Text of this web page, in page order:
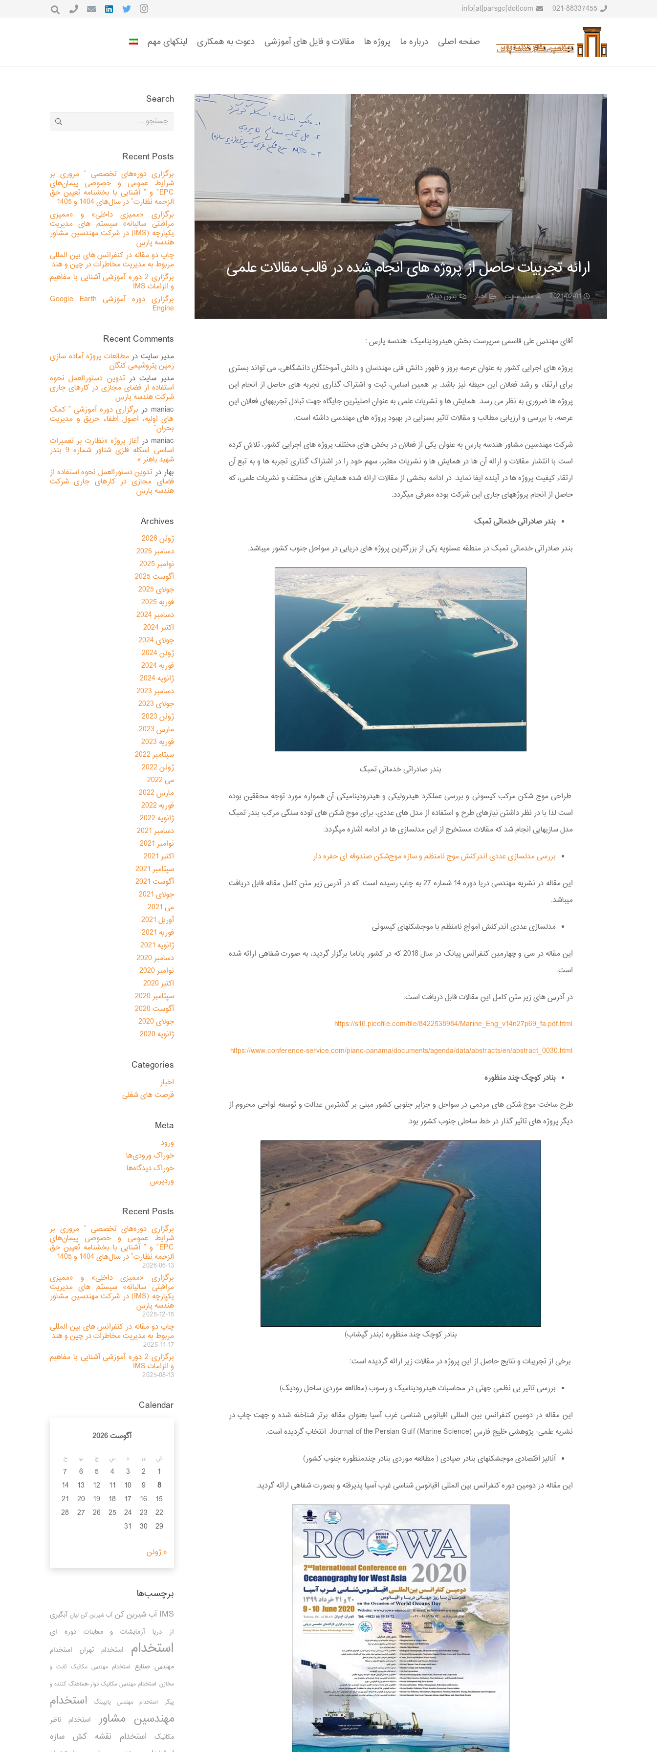
021-88337455
info[at]parsgc[dot]com
صفحه اصلی درباره ما پروژه ها مقالات و فایل های آموزشی دعوت به همکاری لینکهای مهم
ارائه تجربیات حاصل از پروژه های انجام شده در قالب مقالات علمی
2021-02-01 مدیر سایت اخبار بدون دیدگاه
آقای مهندس علی قاسمی سرپرست بخش هیدرودینامیک هندسه پارس :
پروژه­ های اجرایی کشور به عنوان عرصه بروز و ظهور دانش فنی مهندسان و دانش آموختگان دانشگاهی، می ­تواند بستری
برای ارتقاء و رشد فعالان این حیطه نیز باشد. بر همین اساس، ثبت و اشتراک گذاری تجربه ­های حاصل از انجام این
پروژه­ ها ضروری به نظر می ­رسد. همایش ­ها و نشریات علمی به عنوان اصلی­ترین جایگاه جهت تبادل تجربه­های فعالان این
عرصه، با بررسی و ارزیابی مطالب و مقالات تاثیر بسزایی در بهبود پروژه ­های مهندسی داشته است.
شرکت مهندسین مشاور هندسه پارس به عنوان یکی از فعالان در بخش ­های مختلف پروژه های اجرایی کشور، تلاش کرده
است با انتشار مقالات و ارائه آن ها در همایش ­ها و نشریات معتبر، سهم خود را در اشتراک گذاری تجربه ­ها و به تبع آن
ارتقاء کیفیت پروژه ­­ها در آینده ایفا نماید. در ادامه بخشی از مقالات ارائه شده همایش های مختلف و نشریات علمی، که
حاصل از انجام پروژه­های جاری این شرکت بوده معرفی می­گردد.
بندر صادراتی خدماتی تمبک
بندر صادراتی خدماتی تمبک در منطقه عسلویه یکی از بزرگترین پروژه­ های دریایی در سواحل جنوب کشور می­باشد.
بندر صادراتی خدماتی تمبک
طراحی موج ­شکن مرکب کیسونی و بررسی عملکرد هیدرولیکی و هیدرودینامیکی آن همواره مورد توجه محققین بوده
است لذا با در نظر داشتن نیازهای طرح و استفاده از مدل ­های عددی، برای موج­ شکن­ های توده سنگی مرکب بندر تمبک
مدل سازی­هایی انجام شد که مقالات مستخرج از این مدل­سازی ­ها در ادامه اشاره می­گردد:
بررسی مدلسازی عددی اندرکنش موج نامنظم و سازه مو‌ج‌شکن صندوقه ای حفره دار
این مقاله در نشریه مهندسی دریا دوره 14 شماره 27 به چاپ رسیده است. که در آدرس زیر متن کامل مقاله قابل دریافت
می­باشد.
مدل­سازی عددی اندرکنش امواج نامنظم با موج­شکن­های کیسونی
این مقاله در سی و چهارمین کنفرانس پیانک در سال 2018 که در کشور پاناما برگزار گردید، به صورت شفاهی ارائه شده
است.
در آدرس ­های زیر متن کامل این مقالات قابل دریافت است.
https://s16.picofile.com/file/8422538984/Marine_Eng_v14n27p69_fa.pdf.html
https://www.conference-service.com/pianc-panama/documents/agenda/data/abstracts/en/abstract_0030.html
بنادر کوچک چند منظوره
طرح ساخت موج ‌شکن‌ های مردمی در سواحل و جزایر جنوبی کشور مبنی بر گشترس عدالت و توسعه نواحی محروم از
دیگر پروژه­ های تاثیر گذار در خط ساحلی جنوب کشور بود.
بنادر کوچک چند منظوره (بندر گیشاب)
برخی از تجریبات و نتایج حاصل از این پروژه در مقالات زیر ارائه گردیده است:
بررسی تاثیر بی نظمی جهتی در محاسبات هیدرودینامیک و رسوب (مطالعه موردی ساحل رودیک)
این مقاله در دومین کنفرانس بین المللی اقیانوس شناسی غرب آسیا بعنوان مقاله برتر شناخته شده و جهت چاپ در
نشریه علمی- پژوهشی خلیج ‌فارس Journal of the Persian Gulf (Marine Science) انتخاب گردیده است.
آنالیز اقتصادی موج­شکن­های بنادر صیادی ( مطالعه موردی بنادر چندمنظوره جنوب کشور)
این مقاله در دومین دوره کنفرانس بین المللی اقیانوس شناسی غرب آسیا پذیرفته و بصورت شفاهی ارائه گردید.
Search
جستجو
Recent Posts
برگزاری دوره‌های تخصصی ” مروری بر
شرایط عمومی و خصوصی پیمان‌های
EPC” و ” آشنایی با بخشنامه تعیین حق
الزحمه نظارت” در سال‌های 1404 و 1405
برگزاری «ممیزی داخلی» و «ممیزی
مراقبتی سالیانه» سیستم های مدیریت
یکپارچه (IMS) در شرکت مهندسین مشاور
هندسه پارس
چاپ دو مقاله در کنفرانس های بین المللی
مربوط به مدیریت مخاطرات در چین و هند
برگزاری 2 دوره آموزشی آشنایی با مفاهیم
و الزامات IMS
برگزاری دوره آموزشی Google Earth
Engine
Recent Comments
مدیر سایت درمطالعات پروژه آماده سازی
زمین پتروشیمی کنگان
مدیر سایتدرتدوین دستورالعمل نحوه
استفاده از فضای مجازی در کارهای جاری
شرکت هندسه پارس
maniac در برگزاری دوره آموزشی ” کمک
های اولیه، اصول اطفاء حریق و مدیریت
بحران”
maniac درآغاز پروژه «نظارت بر تعمیرات
اساسی اسکله فلزی شناور شماره 9 بندر
شهید باهنر »
بهار در تدوین دستورالعمل نحوه استفاده از
فضای مجازی در کارهای جاری شرکت
هندسه پارس
Archives
ژوئن 2026
دسامبر 2025
نوامبر 2025
آگوست 2025
جولای 2025
فوریه 2025
دسامبر 2024
اکتبر 2024
جولای 2024
ژوئن 2024
فوریه 2024
ژانویه 2024
دسامبر 2023
جولای 2023
ژوئن 2023
مارس 2023
فوریه 2023
سپتامبر 2022
ژوئن 2022
می 2022
مارس 2022
فوریه 2022
ژانویه 2022
دسامبر 2021
نوامبر 2021
اکتبر 2021
سپتامبر 2021
آگوست 2021
جولای 2021
می 2021
آوریل 2021
فوریه 2021
ژانویه 2021
دسامبر 2020
نوامبر 2020
اکتبر 2020
سپتامبر 2020
آگوست 2020
جولای 2020
ژانویه 2020
Categories
اخبار
فرصت های شغلی
Meta
ورود
خوراک ورودی‌ها
خوراک دیدگاه‌ها
وردپرس
Recent Posts
برگزاری دوره‌های تخصصی ” مروری بر
شرایط عمومی و خصوصی پیمان‌های
EPC” و ” آشنایی با بخشنامه تعیین حق
الزحمه نظارت” در سال‌های 1404 و 1405
2026-06-13
برگزاری «ممیزی داخلی» و «ممیزی
مراقبتی سالیانه» سیستم های مدیریت
یکپارچه (IMS) در شرکت مهندسین مشاور
هندسه پارس
2025-12-15
چاپ دو مقاله در کنفرانس های بین المللی
مربوط به مدیریت مخاطرات در چین و هند
2025-11-17
برگزاری 2 دوره آموزشی آشنایی با مفاهیم
و الزامات IMS
2025-08-13
Calendar
آگوست 2026
ش ی د س چ پ ج
1
2
3
4
5
6
7
8
9
10
11
12
13
14
15
16
17
18
19
20
21
22
23
24
25
26
27
28
29
30
31
« ژوئن
برچسب‌ها
IMS آب شیرین کن آب شیرین کن لیان آبگیری
از دریا
آزمایشات و معاینات دوره ای
استخدام استخدام تهران
استخدام
مهندس صنایع استخدام مهندس مکانیک ثابت و
مخازن استخدام مهندس مکانیک دوار-هماهنگ کننده و
پیگر
استخدام مهندس پایپینگ
استخدام
مهندسین مشاور
استخدام ناظر
مکانیک
استخدام نقشه کش سازه